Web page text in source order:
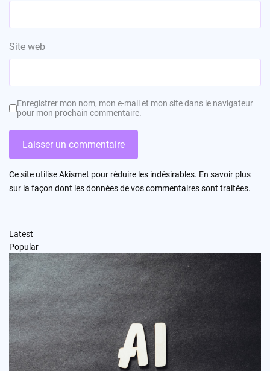
Site web
Enregistrer mon nom, mon e-mail et mon site dans le navigateur
pour mon prochain commentaire.
Ce site utilise Akismet pour réduire les indésirables. En savoir plus
sur la façon dont les données de vos commentaires sont traitées.
Latest
Popular